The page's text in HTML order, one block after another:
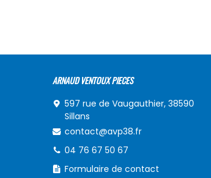
ARNAUD VENTOUX PIECES
597 rue de Vaugauthier, 38590
Sillans
contact@avp38.fr
04 76 67 50 67
Formulaire de contact